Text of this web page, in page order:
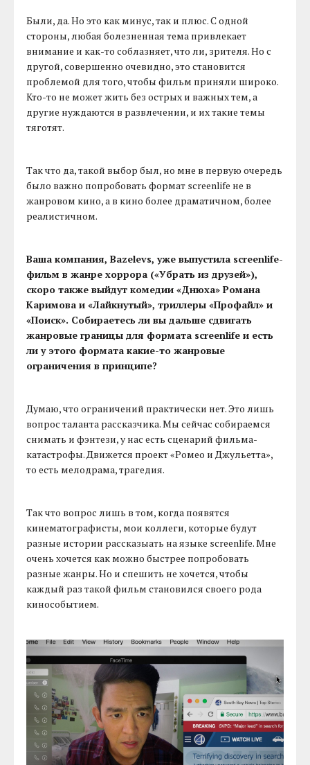
Были, да. Но это как минус, так и плюс. С одной
стороны, любая болезненная тема привлекает
внимание и как-то соблазняет, что ли, зрителя. Но с
другой, совершенно очевидно, это становится
проблемой для того, чтобы фильм приняли широко.
Кто-то не может жить без острых и важных тем, а
другие нуждаются в развлечении, и их такие темы
тяготят.
Так что да, такой выбор был, но мне в первую очередь
было важно попробовать формат screenlife не в
жанровом кино, а в кино более драматичном, более
реалистичном.
Ваша компания, Bazelevs, уже выпустила screenlife-
фильм в жанре хоррора («Убрать из друзей»),
скоро также выйдут комедии «Днюха» Романа
Каримова и «Лайкнутый», триллеры «Профайл» и
«Поиск». Собираетесь ли вы дальше сдвигать
жанровые границы для формата screenlife и есть
ли у этого формата какие-то жанровые
ограничения в принципе?
Думаю, что ограничений практически нет. Это лишь
вопрос таланта рассказчика. Мы сейчас собираемся
снимать и фэнтези, у нас есть сценарий фильма-
катастрофы. Движется проект «Ромео и Джульетта»,
то есть мелодрама, трагедия.
Так что вопрос лишь в том, когда появятся
кинематографисты, мои коллеги, которые будут
разные истории рассказыать на языке screenlife. Мне
очень хочется как можно быстрее попробовать
разные жанры. Но и спешить не хочется, чтобы
каждый раз такой фильм становился своего рода
кинособытием.